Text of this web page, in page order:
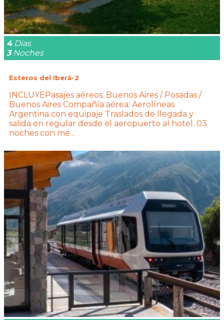
4Dias
3Noches
Esteros del Iberá-2
INCLUYEPasajes aéreos: Buenos Aires / Posadas /
Buenos Aires Compañía aérea: Aerolíneas
Argentina con equipaje Traslados de llegada y
salida en regular desde el aeropuerto al hotel. 03
noches con me...